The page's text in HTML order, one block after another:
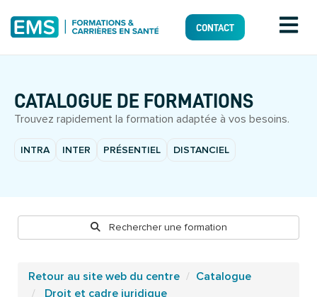
CONTACT
CATALOGUE DE FORMATIONS
Trouvez rapidement la formation adaptée à vos besoins.
INTRA INTER PRÉSENTIEL DISTANCIEL
Rechercher une formation
Retour au site web du centre
Catalogue
Droit et cadre juridique